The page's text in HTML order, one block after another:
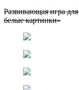
Развивающая игра
белые картинки»